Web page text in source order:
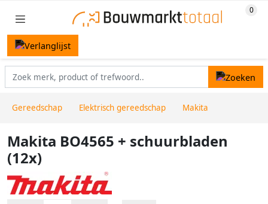
Gereedschap Elektrisch gereedschap Makita
Makita BO4565 + schuurbladen
(12x)